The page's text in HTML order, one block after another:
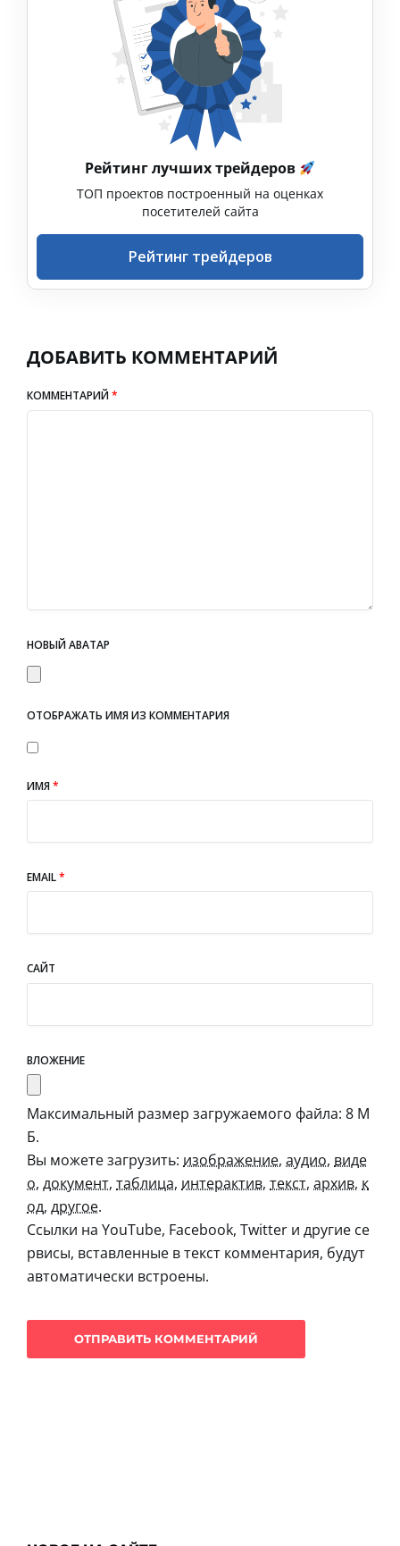
Рейтинг лучших трейдеров
ТОП проектов построенный на оценках
посетителей сайта
Рейтинг трейдеров
ДОБАВИТЬ КОММЕНТАРИЙ
КОММЕНТАРИЙ*
НОВЫЙ АВАТАР
ОТОБРАЖАТЬ ИМЯ ИЗ КОММЕНТАРИЯ
ИМЯ*
EMAIL*
САЙТ
ВЛОЖЕНИЕ
Максимальный размер загружаемого файла: 8 М
Б.
Вы можете загрузить: изображение, аудио, виде
о, документ, таблица, интерактив, текст, архив, к
од, другое.
Ссылки на YouTube, Facebook, Twitter и другие се
рвисы, вставленные в текст комментария, будут
автоматически встроены.